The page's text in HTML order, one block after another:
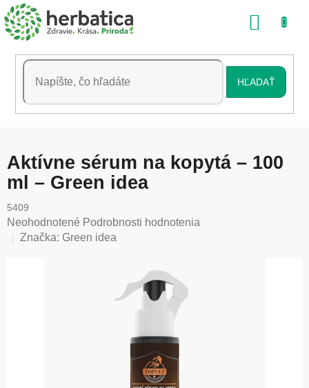
Prejsť
na
obsah
HĽADAŤ
Aktívne sérum na kopytá – 100
ml – Green idea
5409
Priemerné
hodnotenie
Neohodnotené Podrobnosti hodnotenia
Značka: Green idea